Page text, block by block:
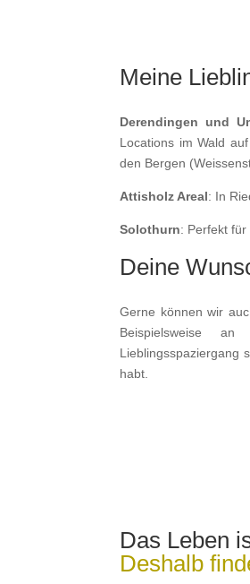
Meine
Derendingen und
Locations im Wald
den Bergen
Attisholz Areal: In
Solothurn: Perfekt
Deine
Gerne können wir
Beispielsweise
Lieblingsspaziergang
habt.
Das Leben
Deshalb